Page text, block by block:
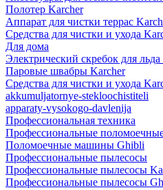
Полотер Karcher
Аппарат для чистки террас
Средства для чистки и ухода
Для дома
Электрический скребок для
Паровые швабры Karcher
Средства для чистки и ухода
akkumuljatornye-stekloochistiteli
apparaty-vysokogo-davlenija
Профессиональная техника
Профессиональные
Поломоечные машины Ghibli
Профессиональные пылесосы
Профессиональные пылесосы
Профессиональные пылесосы